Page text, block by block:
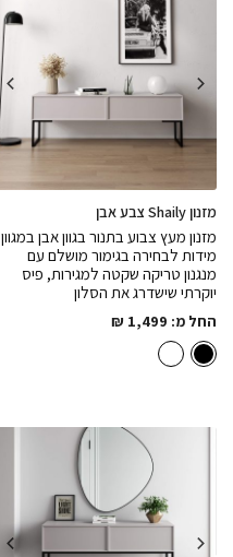
מזנון Shaily צבע אבן
מזנון מעץ צבוע בתנור בגוון אבן במגוון
מידות לבחירה בגימור מושלם עם
מנגנון טריקה שקטה למגירות, פיס
יוקרתי שישדרג את הסלון
החל מ: ₪ 1,499